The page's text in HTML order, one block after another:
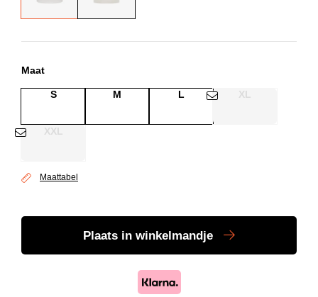
Maat
S M L XL
XXL
Maattabel
Plaats in winkelmandje